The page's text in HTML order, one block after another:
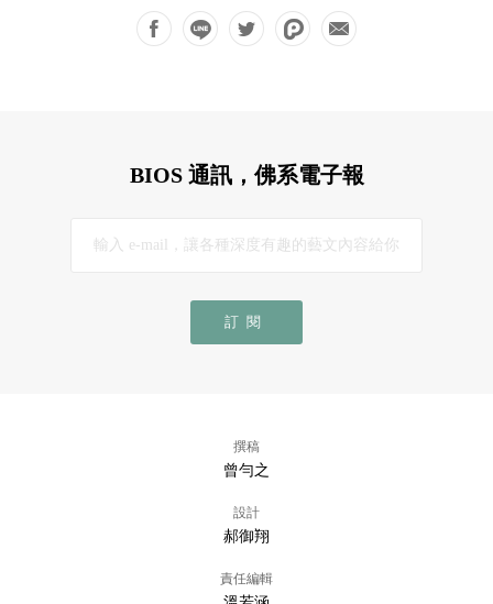
BIOS 通訊，佛系電子報
訂閱
撰稿
曾勻之
設計
郝御翔
責任編輯